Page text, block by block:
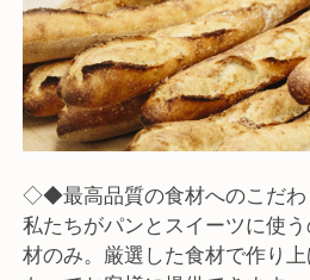
◇◆最高品質の食材へのこだ
私たちがパンとスイーツに使
材のみ。厳選した食材で作り